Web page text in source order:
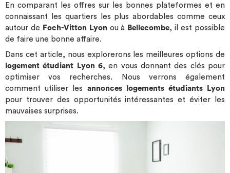
En comparant les offres sur les bonnes plateformes et en
connaissant les quartiers les plus abordables comme ceux
autour de Foch-Vitton Lyon ou à Bellecombe, il est possible
de faire une bonne affaire.
Dans cet article, nous explorerons les meilleures options de
logement étudiant Lyon 6, en vous donnant des clés pour
optimiser vos recherches. Nous verrons également
comment utiliser les annonces logements étudiants Lyon
pour trouver des opportunités intéressantes et éviter les
mauvaises surprises.